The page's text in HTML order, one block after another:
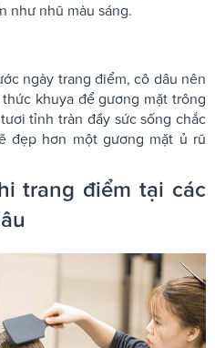
như nhũ màu sáng.
ngày trang điểm, cô dâu nên
khuya để gương mặt trông
tỉnh tràn đầy sức sống chắc
đẹp hơn một gương mặt ủ rũ
trang điểm tại các